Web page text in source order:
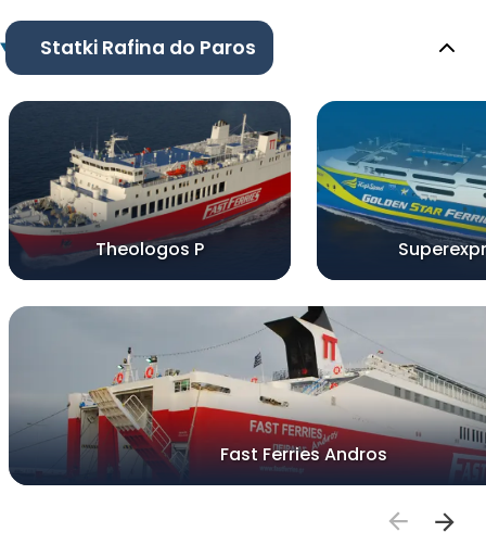
Statki Rafina do Paros
Theologos P
Fast Ferries Andros